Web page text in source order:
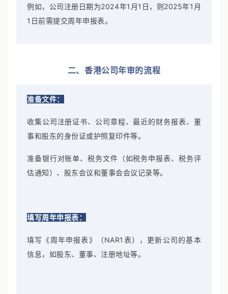
例如，公司注册日期为2024年1月1日，则2025年1月
1日前需提交周年申报表。
二、香港公司年审的流程
准备文件：
收集公司注册证书、公司章程、最近的财务报表、董
事和股东的身份证或护照复印件等。
准备银行对账单、税务文件（如税务申报表、税务评
估通知）、股东会议和董事会会议记录等。
填写周年申报表：
填写《周年申报表》（NAR1表），更新公司的基本
信息，如股东、董事、注册地址等。